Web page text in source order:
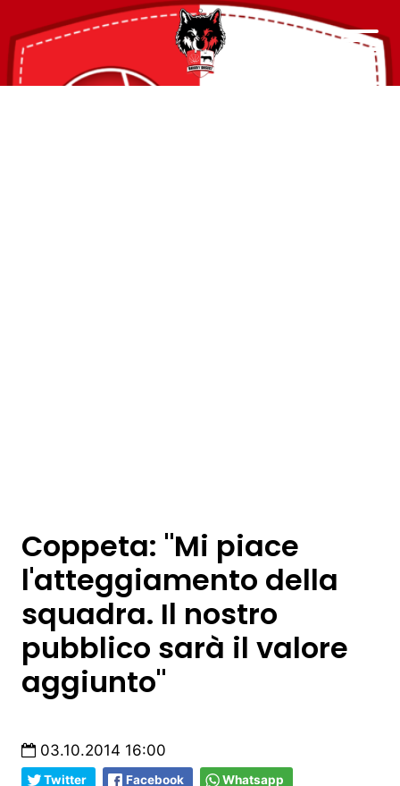
Coppeta: "Mi piace
l'atteggiamento della
squadra. Il nostro
pubblico sarà il valore
aggiunto"
03.10.2014 16:00
Twitter Facebook Whatsapp